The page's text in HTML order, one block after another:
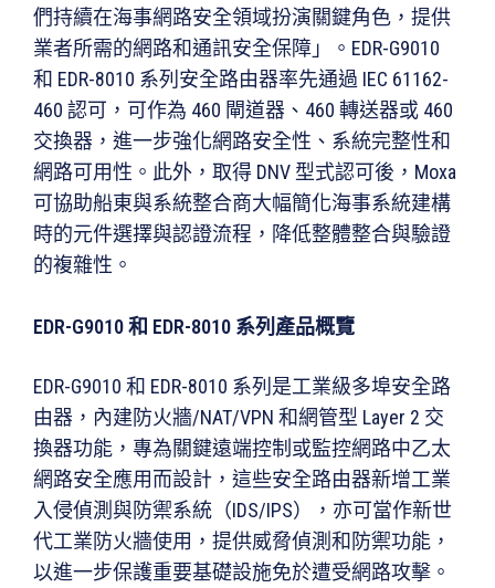
們持續在海事網路安全領域扮演關鍵角色，提供
業者所需的網路和通訊安全保障」。EDR-G9010
和 EDR-8010 系列安全路由器率先通過 IEC 61162-
460 認可，可作為 460 閘道器、460 轉送器或 460
交換器，進一步強化網路安全性、系統完整性和
網路可用性。此外，取得 DNV 型式認可後，Moxa
可協助船東與系統整合商大幅簡化海事系統建構
時的元件選擇與認證流程，降低整體整合與驗證
的複雜性。
EDR-G9010 和 EDR-8010 系列產品概覽
EDR-G9010 和 EDR-8010 系列是工業級多埠安全路
由器，內建防火牆/NAT/VPN 和網管型 Layer 2 交
換器功能，專為關鍵遠端控制或監控網路中乙太
網路安全應用而設計，這些安全路由器新增工業
入侵偵測與防禦系統（IDS/IPS），亦可當作新世
代工業防火牆使用，提供威脅偵測和防禦功能，
以進一步保護重要基礎設施免於遭受網路攻擊。